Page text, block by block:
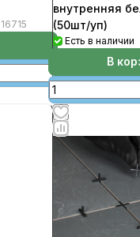
16715
внутренняя
(50шт/уп)
Есть в наличии
В